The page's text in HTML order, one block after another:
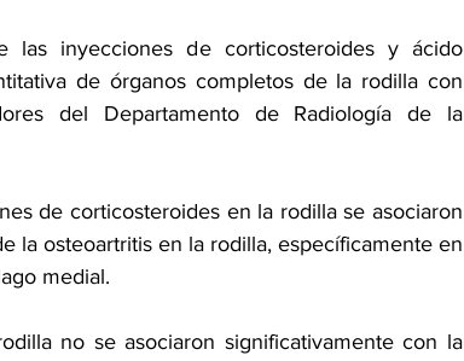
las inyecciones de corticosteroides y ácido
de órganos completos de la rodilla con
del Departamento de Radiología de la
de corticosteroides en la rodilla se asociaron
la osteoartritis en la rodilla, específicamente en
medial.
no se asociaron significativamente con la